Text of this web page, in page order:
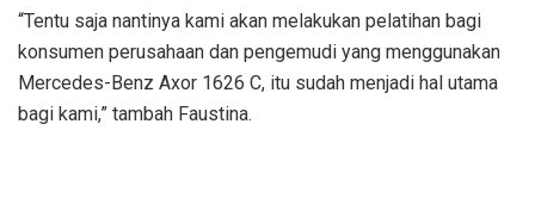
“Tentu saja nantinya kami akan melakukan pelatihan bagi
konsumen perusahaan dan pengemudi yang menggunakan
Mercedes-Benz Axor 1626 C, itu sudah menjadi hal utama
bagi kami,” tambah Faustina.